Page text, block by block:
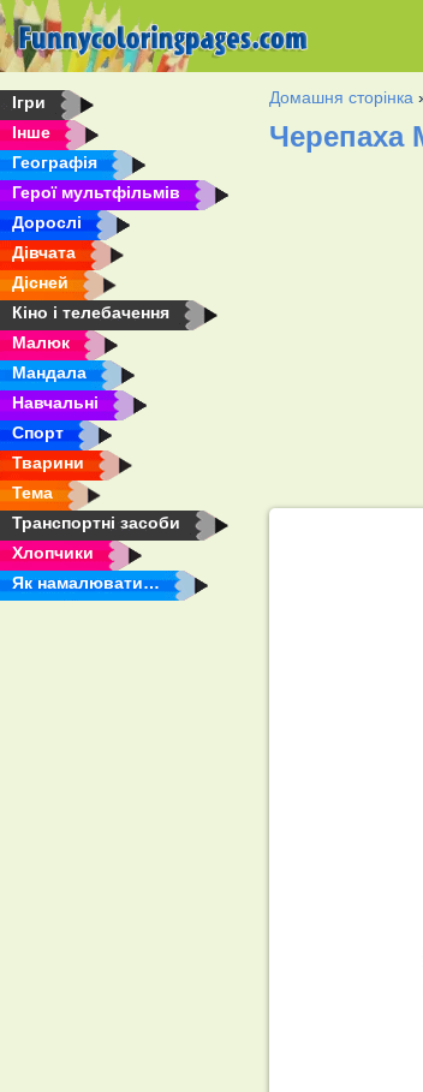
Ігри
Інше
Географія
Герої мультфільмів
Дорослі
Дівчата
Дісней
Кіно і телебачення
Малюк
Мандала
Навчальні
Спорт
Тварини
Тема
Транспортні засоби
Хлопчики
Як намалювати…
Домашня сторінка
Черепаха